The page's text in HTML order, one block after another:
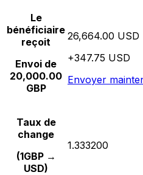
Le
bénéficiaire
reçoit
Envoi de
20,000.00
GBP
26,664.00 USD
+347.75 USD
Envoyer
Taux de
change
(1GBP →
USD)
1.333200